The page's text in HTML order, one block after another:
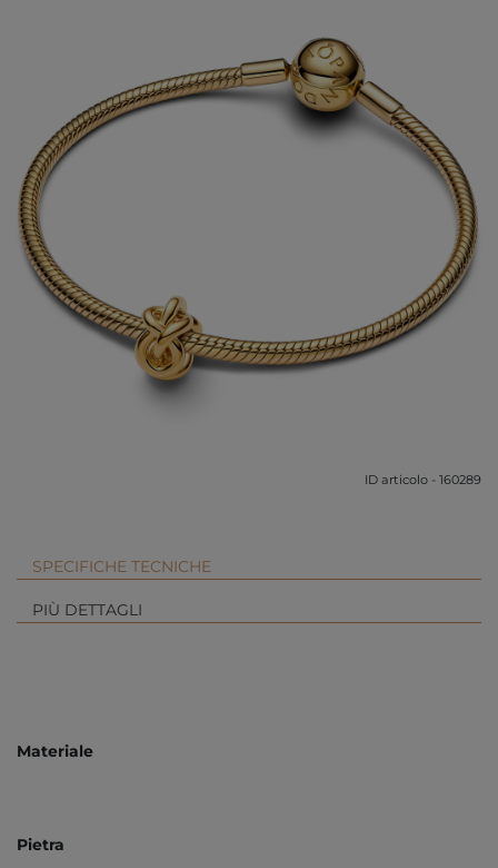
ID articolo - 160289
SPECIFICHE TECNICHE
PIÙ DETTAGLI
Materiale
Pietra